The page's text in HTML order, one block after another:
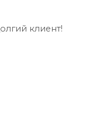
клиент!